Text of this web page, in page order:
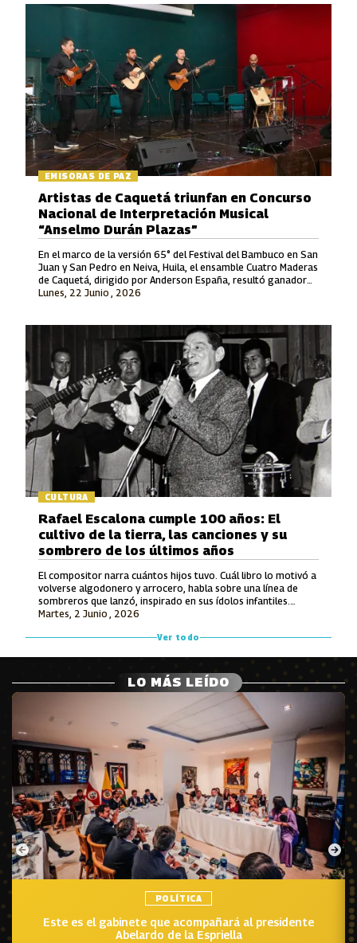
EMISORAS DE PAZ
Lunes, 22 Junio , 2026
Artistas de Caquetá triunfan en Concurso
Nacional de Interpretación Musical
“Anselmo Durán Plazas”
En el marco de la versión 65° del Festival del Bambuco en San
Juan y San Pedro en Neiva, Huila, el ensamble Cuatro Maderas
de Caquetá, dirigido por Anderson España, resultó ganador
en la Modalidad Vocal.
CULTURA
Martes, 2 Junio , 2026
Rafael Escalona cumple 100 años: El
cultivo de la tierra, las canciones y su
sombrero de los últimos años
El compositor narra cuántos hijos tuvo. Cuál libro lo motivó a
volverse algodonero y arrocero, habla sobre una línea de
sombreros que lanzó, inspirado en sus ídolos infantiles.
También recuerda lo que le ofrecieron por hacerle una
inédito que luego grabó Jorge Oñate.
Ver todo
LO MÁS LEÍDO
POLÍTICA
Este es el gabinete que acompañará al presidente
Abelardo de la Espriella